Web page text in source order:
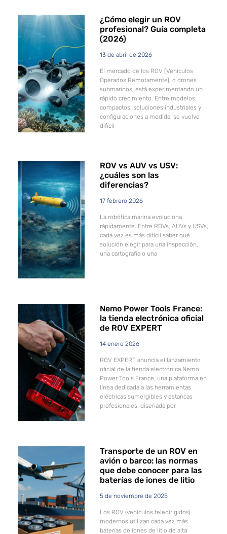
¿Cómo elegir un ROV
profesional? Guía completa
(2026)
13 de abril de 2026
El mercado de los ROV (Vehículos
Operados Remotamente), o drones
submarinos, está experimentando un
rápido crecimiento. Entre modelos
compactos, soluciones industriales y
configuraciones a medida, se vuelve
difícil
ROV vs AUV vs USV:
¿cuáles son las
diferencias?
17 febrero 2026
La robótica marina evoluciona
rápidamente. Entre ROVs, AUVs y USVs,
cada vez es más difícil saber qué
solución elegir para una inspección,
una cartografía o una
Nemo Power Tools France:
la tienda electrónica oficial
de ROV EXPERT
14 enero 2026
ROV EXPERT anuncia el lanzamiento
oficial de la tienda electrónica Nemo
Power Tools France, una plataforma en
línea dedicada a las herramientas
eléctricas sumergibles y estancas
profesionales, diseñada por
Transporte de un ROV en
avión o barco: las normas
que debe conocer para las
baterías de iones de litio
5 de noviembre de 2025
Los ROV (vehículos teledirigidos)
modernos utilizan cada vez más
baterías de iones de litio de alta